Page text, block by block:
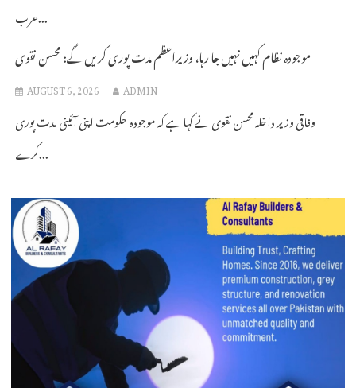
عرب...
موجودہ نظام کہیں نہیں جا رہا، وزیراعظم مدت پوری کریں گے: محسن نقوی
AUGUST 6, 2026 ADMIN
وفاقی وزیر داخلہ محسن نقوی نے کہا ہے کہ موجودہ حکومت اپنی آئینی مدت پوری
کرے...